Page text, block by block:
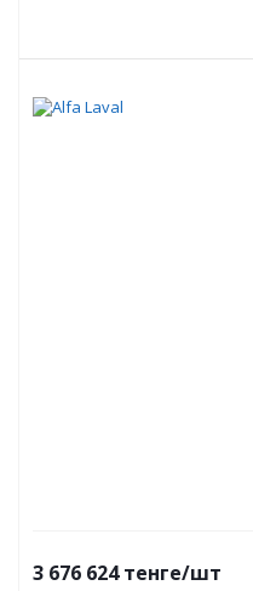
3 676 624тенге/шт